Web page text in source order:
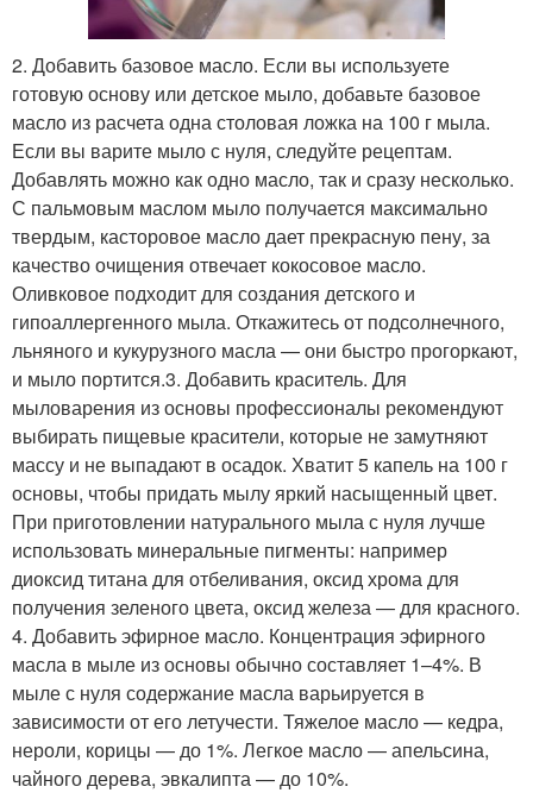
2. Добавить базовое масло. Если вы используете
готовую основу или детское мыло, добавьте базовое
масло из расчета одна столовая ложка на 100 г мыла.
Если вы варите мыло с нуля, следуйте рецептам.
Добавлять можно как одно масло, так и сразу несколько.
С пальмовым маслом мыло получается максимально
твердым, касторовое масло дает прекрасную пену, за
качество очищения отвечает кокосовое масло.
Оливковое подходит для создания детского и
гипоаллергенного мыла. Откажитесь от подсолнечного,
льняного и кукурузного масла — они быстро прогоркают,
и мыло портится.3. Добавить краситель. Для
мыловарения из основы профессионалы рекомендуют
выбирать пищевые красители, которые не замутняют
массу и не выпадают в осадок. Хватит 5 капель на 100 г
основы, чтобы придать мылу яркий насыщенный цвет.
При приготовлении натурального мыла с нуля лучше
использовать минеральные пигменты: например
диоксид титана для отбеливания, оксид хрома для
получения зеленого цвета, оксид железа — для красного.
4. Добавить эфирное масло. Концентрация эфирного
масла в мыле из основы обычно составляет 1–4%. В
мыле с нуля содержание масла варьируется в
зависимости от его летучести. Тяжелое масло — кедра,
нероли, корицы — до 1%. Легкое масло — апельсина,
чайного дерева, эвкалипта — до 10%.